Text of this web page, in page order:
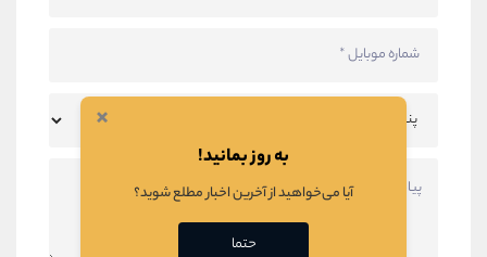
×
به روز بمانید!
آیا می‌خواهید از آخرین اخبار مطلع شوید؟
حتما